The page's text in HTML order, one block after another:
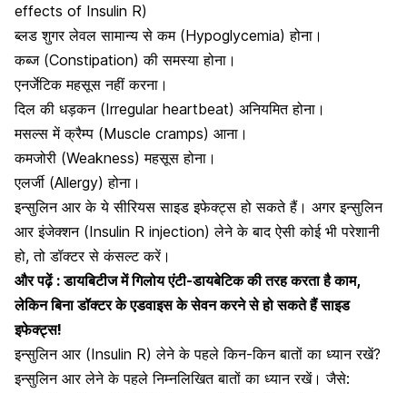
effects of Insulin R)
ब्लड शुगर लेवल सामान्य से कम (Hypoglycemia) होना।
कब्ज (Constipation) की समस्या होना।
एनर्जेटिक महसूस नहीं करना।
दिल की धड़कन(Irregular heartbeat) अनियमित होना।
मसल्स में क्रैम्प (Muscle cramps) आना।
कमजोरी (Weakness) महसूस होना।
एलर्जी (Allergy) होना।
इन्सुलिन आर के ये सीरियस साइड इफेक्ट्स हो सकते हैं। अगर इन्सुलिन
आर इंजेक्शन (Insulin R injection) लेने के बाद ऐसी कोई भी परेशानी
हो, तो डॉक्टर से कंसल्ट करें।
और पढ़ें :डायबिटीज में गिलोय एंटी-डायबेटिक की तरह करता है काम,
लेकिन बिना डॉक्टर के एडवाइस के सेवन करने से हो सकते हैं साइड
इफेक्ट्स!
इन्सुलिन आर (Insulin R) लेने के पहले किन-किन बातों का ध्यान रखें?
इन्सुलिन आर लेने के पहले निम्नलिखित बातों का ध्यान रखें। जैसे: